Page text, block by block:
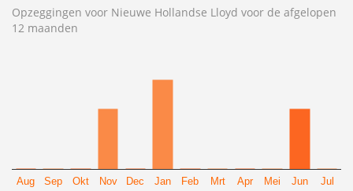
Opzeggingen voor Nieuwe Hollandse Lloyd voor de afgelopen
12 maanden
Aug Sep Okt Nov Dec Jan Feb Mrt Apr Mei Jun Jul